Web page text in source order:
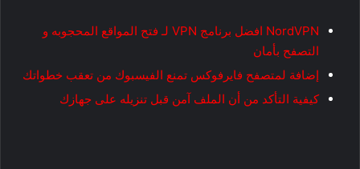
NordVPN افضل برنامج VPN لـ فتح المواقع المحجوبه و
التصفح بأمان
إضافة لمتصفح فايرفوكس تمنع الفيسبوك من تعقب خطواتك
كيفية التأكد من أن الملف آمن قبل تنزيله على جهازك